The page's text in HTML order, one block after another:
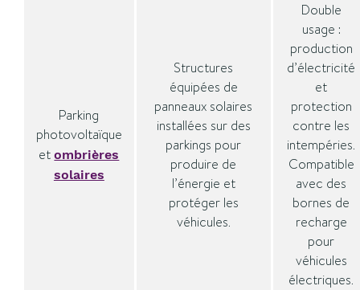
Parking
photovoltaïque
etombrières
solaires
Structures
équipées de
panneaux solaires
installées sur des
parkings pour
produire de
l’énergie et
protéger les
véhicules.
Double
usage :
production
d’électricité
et
protection
contre les
intempéries.
Compatible
avec des
bornes de
recharge
pour
véhicules
électriques.